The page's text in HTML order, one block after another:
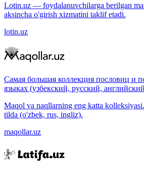
Lotin.uz — foydalanuvchilarga berilgan
aksincha o'girish xizmatini taklif etadi.
lotin.uz
Самая большая коллекция пословиц и
языках (узбекский, русский,
Maqol va naqllarning eng katta
tilda (o'zbek, rus, ingliz).
maqollar.uz